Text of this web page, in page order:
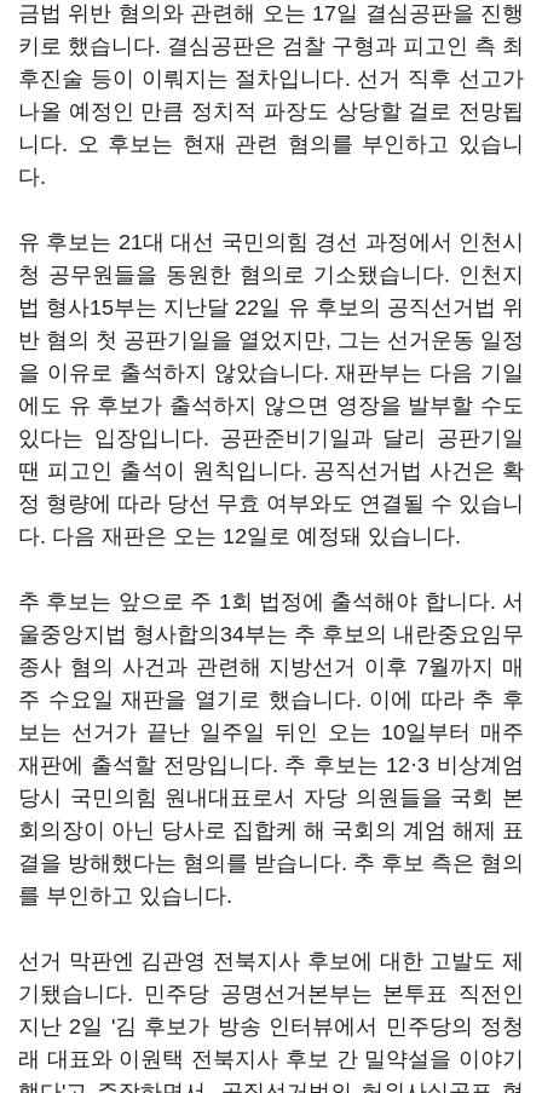
금법 위반 혐의와 관련해 오는 17일 결심공판을 진행
키로 했습니다. 결심공판은 검찰 구형과 피고인 측 최
후진술 등이 이뤄지는 절차입니다. 선거 직후 선고가
나올 예정인 만큼 정치적 파장도 상당할 걸로 전망됩
니다. 오 후보는 현재 관련 혐의를 부인하고 있습니
다.
유 후보는 21대 대선 국민의힘 경선 과정에서 인천시
청 공무원들을 동원한 혐의로 기소됐습니다. 인천지
법 형사15부는 지난달 22일 유 후보의 공직선거법 위
반 혐의 첫 공판기일을 열었지만, 그는 선거운동 일정
을 이유로 출석하지 않았습니다. 재판부는 다음 기일
에도 유 후보가 출석하지 않으면 영장을 발부할 수도
있다는 입장입니다. 공판준비기일과 달리 공판기일
땐 피고인 출석이 원칙입니다. 공직선거법 사건은 확
정 형량에 따라 당선 무효 여부와도 연결될 수 있습니
다. 다음 재판은 오는 12일로 예정돼 있습니다.
추 후보는 앞으로 주 1회 법정에 출석해야 합니다. 서
울중앙지법 형사합의34부는 추 후보의 내란중요임무
종사 혐의 사건과 관련해 지방선거 이후 7월까지 매
주 수요일 재판을 열기로 했습니다. 이에 따라 추 후
보는 선거가 끝난 일주일 뒤인 오는 10일부터 매주
재판에 출석할 전망입니다. 추 후보는 12·3 비상계엄
당시 국민의힘 원내대표로서 자당 의원들을 국회 본
회의장이 아닌 당사로 집합케 해 국회의 계엄 해제 표
결을 방해했다는 혐의를 받습니다. 추 후보 측은 혐의
를 부인하고 있습니다.
선거 막판엔 김관영 전북지사 후보에 대한 고발도 제
기됐습니다. 민주당 공명선거본부는 본투표 직전인
지난 2일 '김 후보가 방송 인터뷰에서 민주당의 정청
래 대표와 이원택 전북지사 후보 간 밀약설을 이야기